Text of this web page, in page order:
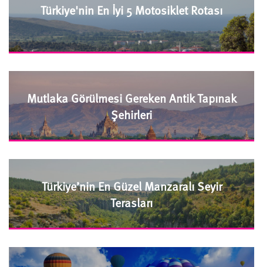
Türkiye'nin En İyi 5 Motosiklet Rotası
Mutlaka Görülmesi Gereken Antik Tapınak
Şehirleri
Türkiye’nin En Güzel Manzaralı Seyir
Terasları